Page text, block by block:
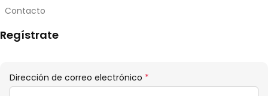
Contacto
Regístrate
Dirección de correo electrónico *